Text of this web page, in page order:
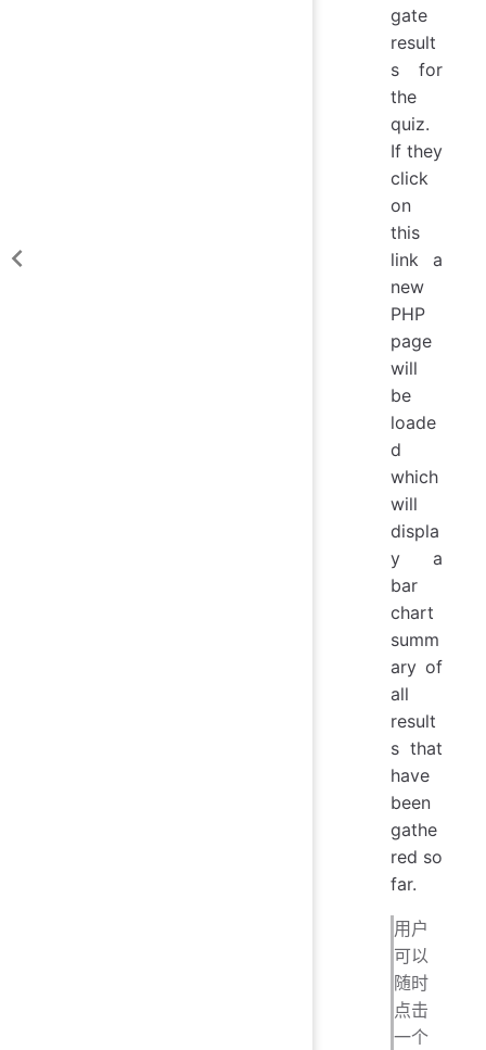
gate
result
s for
the
quiz.
If they
click
on
this
link a
new
PHP
page
will
be
loade
d
which
will
displa
y a
bar
chart
summ
ary of
all
result
s that
have
been
gathe
red so
far.
用户
可以
随时
点击
一个